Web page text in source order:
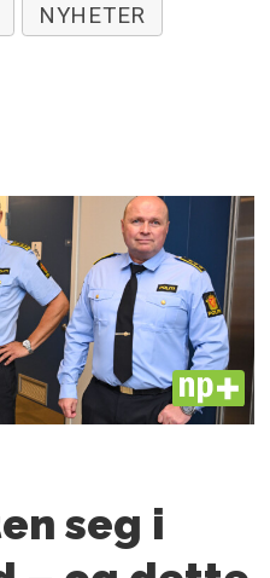
NYHETER
PLUS
seg i